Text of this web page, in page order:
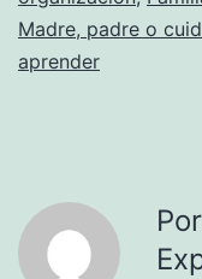
Madre, padre o
aprender